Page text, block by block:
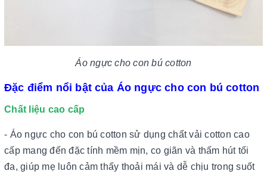
Áo ngực cho con bú cotton
Đặc điểm nổi bật của Áo ngực cho con bú cotton
Chất liệu cao cấp
- Áo ngực cho con bú cotton sử dụng chất vải cotton cao
cấp mang đến đặc tính mềm mịn, co giãn và thấm hút tối
đa, giúp mẹ luôn cảm thấy thoải mái và dễ chịu trong suốt